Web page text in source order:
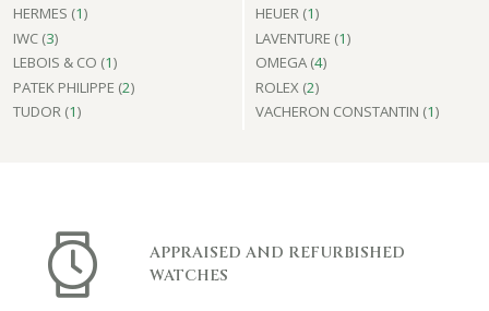
HERMES (1) HEUER (1)
IWC (3) LAVENTURE (1)
LEBOIS & CO (1) OMEGA (4)
PATEK PHILIPPE (2) ROLEX (2)
TUDOR (1) VACHERON CONSTANTIN (1)
APPRAISED AND REFURBISHED
WATCHES